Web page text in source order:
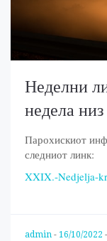
Неделни
недела
Парохискиот
следниот линк:
XXIX.-Nedjelja-
admin - 16/10/2022 -